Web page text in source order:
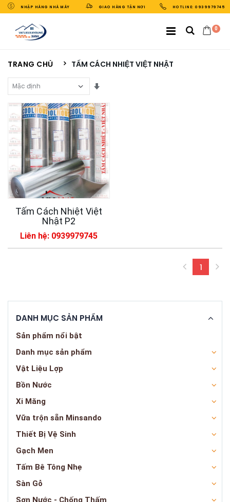
NHẬP HÀNG NHÀ MÁY GIAO HÀNG TẬN NƠI HOTLINE: 0939979745
0
TRANG CHỦ TẤM CÁCH NHIỆT VIỆT NHẬT
Sắp Xếp Theo
Tấm Cách Nhiệt Việt
Nhật P2
Liên hệ: 0939979745
1
DANH MỤC SẢN PHẨM
Sản phẩm nổi bật
Danh mục sản phẩm
Vật Liệu Lợp
Bồn Nước
Xi Măng
Vữa trộn sẵn Minsando
Thiết Bị Vệ Sinh
Gạch Men
Tấm Bê Tông Nhẹ
Sàn Gỗ
Sơn Nước - Chống Thấm